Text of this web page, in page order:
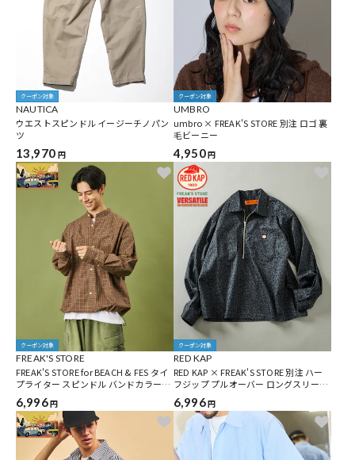
クーポン対象
NAUTICA
ウエストスピンドル イージーチノパン
ツ
13,970 円
クーポン対象
UMBRO
umbro × FREAK'S STORE 別注 ロゴ 裏
毛ビーニー
4,950円
クーポン対象
FREAK'S STORE
FREAK'S STORE for BEACH & FES タイ
プライター スピンドル バンドカラーシ
ャツ
6,996円
クーポン対象
RED KAP
RED KAP × FREAK'S STORE 別注 ハー
フジップ プルオーバー ロングスリーブ
シャツ
6,996円